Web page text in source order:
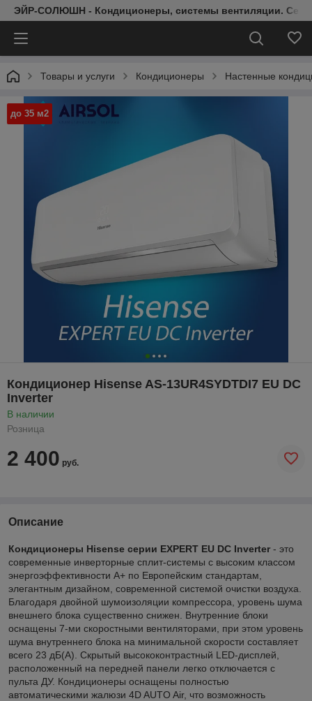
ЭЙР-СОЛЮШН - Кондиционеры, системы вентиляции.
Товары и услуги Кондиционеры Настенные
до 35 м2
Кондиционер Hisense AS-13UR4SYDTDI7 EU DC
Inverter
В наличии
Розница
2 400 руб.
Описание
Кондиционеры Hisense серии EXPERT EU DC Inverter - это
современные инверторные сплит-системы с высоким классом
энергоэффективности А+ по Европейским стандартам,
элегантным дизайном, современной системой очистки воздуха.
Благодаря двойной шумоизоляции компрессора, уровень шума
внешнего блока существенно снижен. Внутренние блоки
оснащены 7-ми скоростными вентиляторами, при этом уровень
шума внутреннего блока на минимальной скорости составляет
всего 23 дБ(А). Скрытый высококонтрастный LED-дисплей,
расположенный на передней панели легко отключается с
пульта ДУ. Кондиционеры оснащены полностью
автоматическими жалюзи 4D AUTO Air, что возможность